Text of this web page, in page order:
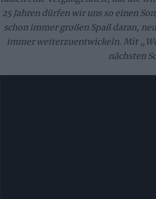
25 Jahren dürfen wir uns so einen
schon immer großen Spaß daran,
immer weiterzuentwickeln. Mit
nächsten